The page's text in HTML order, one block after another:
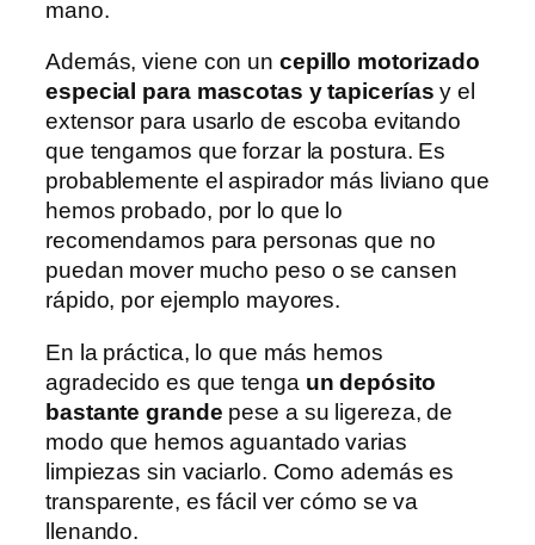
mano.
Además, viene con un cepillo motorizado
especial para mascotas y tapicerías y el
extensor para usarlo de escoba evitando
que tengamos que forzar la postura. Es
probablemente el aspirador más liviano que
hemos probado, por lo que lo
recomendamos para personas que no
puedan mover mucho peso o se cansen
rápido, por ejemplo mayores.
En la práctica, lo que más hemos
agradecido es que tenga un depósito
bastante grande pese a su ligereza, de
modo que hemos aguantado varias
limpiezas sin vaciarlo. Como además es
transparente, es fácil ver cómo se va
llenando.